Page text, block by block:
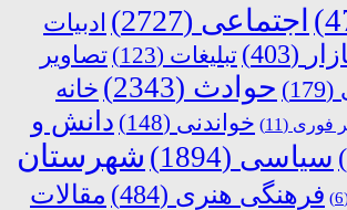
اجتماعی (2727)
ادبیات
(403) تبلیغات (123)
تصاویر
(179) حوادث (2343)
خانه
فوری (11) خواندنی (148)
دانش و
سیاسی (1894)
شهرستان
فرهنگی هنری (484)
مقالات